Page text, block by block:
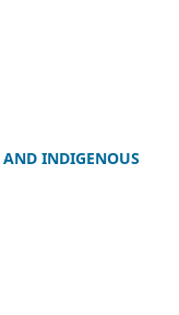
INDIGENOUS